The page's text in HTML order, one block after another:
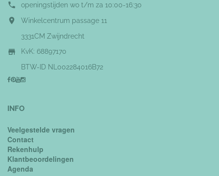
 openingstijden wo t/m za 10:00-16:30

Winkelcentrum passage 11
3331CM Zwijndrecht

KvK: 68897170
BTW-ID NL002284016B72
INFO
Veelgestelde vragen
Contact
Rekenhulp
Klantbeoordelingen
Agenda